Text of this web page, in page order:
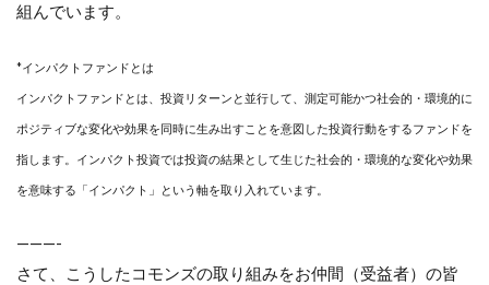
組んでいます。
*インパクトファンドとは
インパクトファンドとは、投資リターンと並行して、測定可能かつ社会的・環境的に
ポジティブな変化や効果を同時に生み出すことを意図した投資行動をするファンドを
指します。インパクト投資では投資の結果として生じた社会的・環境的な変化や効果
を意味する「インパクト」という軸を取り入れています。
———-
さて、こうしたコモンズの取り組みをお仲間（受益者）の皆